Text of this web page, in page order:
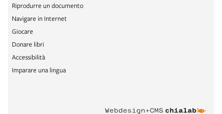
Riprodurre un documento
Navigare in Internet
Giocare
Donare libri
Accessibilità
Imparare una lingua